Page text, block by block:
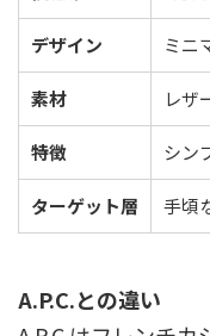
デザイン ミニ
素材 レザ
特徴 シン
ターゲット層 手頃
A.P.C.との違い